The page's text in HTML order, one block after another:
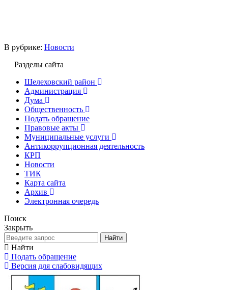
В рубрике: Новости
Разделы сайта
Шелеховский район
Администрация
Дума
Общественность
Подать обращение
Правовые акты
Муниципальные услуги
Антикоррупционная деятельность
КРП
Новости
ТИК
Карта сайта
Архив
Электронная очередь
Поиск
Закрыть
Найти
Найти
Подать обращение
Версия для слабовидящих